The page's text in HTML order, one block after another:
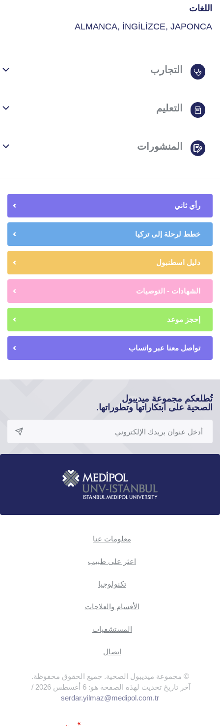
اللغات
ALMANCA, İNGİLİZCE, JAPONCA
التجارب
التعليم
المنشورات
رأي ثاني
خطط لرحلة إلى تركيا
دليل اسطنبول
الشهادات - التوصيات
إحجز موعد
تواصل معنا عبر واتساب
تُطلعكم مجموعة ميديبول
الصحية على ابتكاراتها وتطوراتها.
معلومات عنا
اعثر على طبيب
تكنولوجيا
الأقسام والعلاجات
المستشفيات
اتصال
© مجموعة ميديبول الصحية. جميع الحقوق محفوظة.
آخر تاريخ تحديث لهذه الصفحة هو: 6 أغسطس 2026 /
serdar.yilmaz@medipol.com.tr